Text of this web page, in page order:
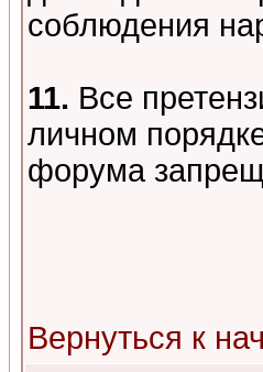
соблюдения
11. Все
личном
форума
Вернуться к